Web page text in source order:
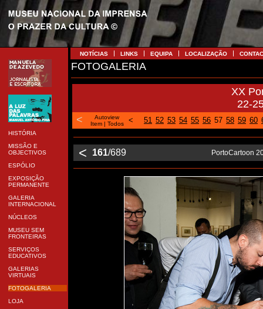
HISTÓRIA
MISSÃO E
OBJECTIVOS
ESPÓLIO
EXPOSIÇÃO
PERMANENTE
GALERIA
INTERNACIONAL
NÚCLEOS
MUSEU SEM
FRONTEIRAS
SERVIÇOS
EDUCATIVOS
GALERIAS
VIRTUAIS
FOTOGALERIA
LOJA
NOTÍCIAS LINKS EQUIPA LOCALIZAÇÃO
FOTOGALERIA
XX
22-
<
Autoview
Item| Todos < 51 52 53 54 55 56 57 58 59 60
< 161/689 PortoCartoon